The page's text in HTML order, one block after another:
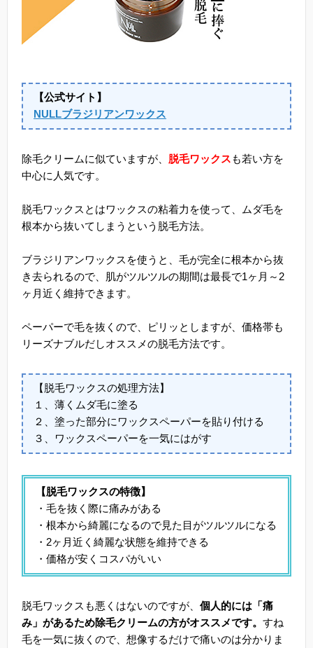
【公式サイト】
NULLブラジリアンワックス
除毛クリームに似ていますが、 脱毛ワックスも若い方を
中心に人気です。
脱毛ワックスとはワックスの粘着力を使って、ムダ毛を
根本から抜いてしまうという脱毛方法。
ブラジリアンワックスを使うと、毛が完全に根本から抜
き去られるので、肌がツルツルの期間は最長で1ヶ月～2
ヶ月近く維持できます。
ペーパーで毛を抜くので、ピリッとしますが、価格帯も
リーズナブルだしオススメの脱毛方法です。
【脱毛ワックスの処理方法】
１、薄くムダ毛に塗る
２、塗った部分にワックスペーパーを貼り付ける
３、ワックスペーパーを一気にはがす
【脱毛ワックスの特徴】
・毛を抜く際に痛みがある
・根本から綺麗になるので見た目がツルツルになる
・2ヶ月近く綺麗な状態を維持できる
・価格が安くコスパがいい
脱毛ワックスも悪くはないのですが、 個人的には「痛
み」があるため除毛クリームの方がオススメです。 すね
毛を一気に抜くので、想像するだけで痛いのは分かりま